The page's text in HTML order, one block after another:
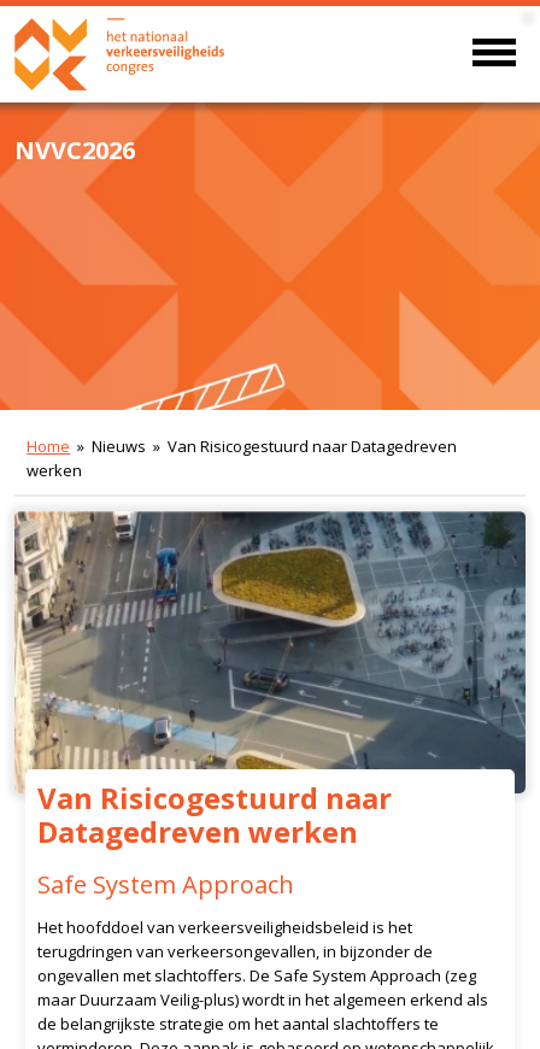
NVVC2026
Home » Nieuws » Van Risicogestuurd naar Datagedreven
werken
Van Risicogestuurd naar
Datagedreven werken
Safe System Approach
Het hoofddoel van verkeersveiligheidsbeleid is het
terugdringen van verkeersongevallen, in bijzonder de
ongevallen met slachtoffers. De Safe System Approach (zeg
maar Duurzaam Veilig-plus) wordt in het algemeen erkend als
de belangrijkste strategie om het aantal slachtoffers te